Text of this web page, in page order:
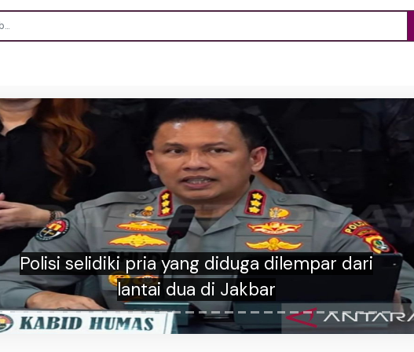
Polisi selidiki pria yang diduga dilempar dari
lantai dua di Jakbar